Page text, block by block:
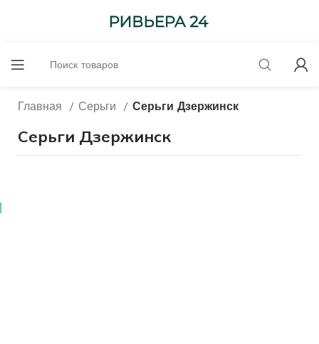
Главная Серьги Серьги Дзержинск
Серьги Дзержинск